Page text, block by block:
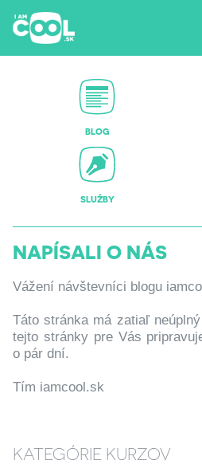
BLOG
SLUŽBY
NAPÍSALI O NÁS
Vážení návštevníci blogu
Táto stránka má zatiaľ
tejto stránky pre Vás
o pár dní.
Tím iamcool.sk
KATEGÓRIE KURZOV